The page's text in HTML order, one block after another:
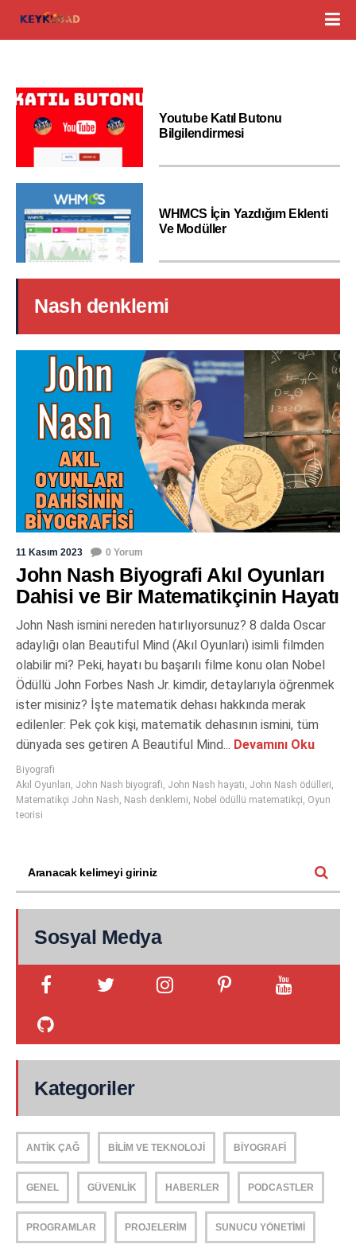
Youtube Katıl Butonu
Bilgilendirmesi
WHMCS İçin Yazdığım Eklenti
Ve Modüller
Nash denklemi
11 Kasım 2023 0 Yorum
John Nash Biyografi Akıl Oyunları
Dahisi ve Bir Matematikçinin Hayatı
John Nash ismini nereden hatırlıyorsunuz? 8 dalda Oscar
adaylığı olan Beautiful Mind (Akıl Oyunları) isimli filmden
olabilir mi? Peki, hayatı bu başarılı filme konu olan Nobel
Ödüllü John Forbes Nash Jr. kimdir, detaylarıyla öğrenmek
ister misiniz? İşte matematik dehası hakkında merak
edilenler: Pek çok kişi, matematik dehasının ismini, tüm
dünyada ses getiren A Beautiful Mind... Devamını Oku
Biyografi
Akıl Oyunları, John Nash biyografi, John Nash hayatı, John Nash ödülleri,
Matematikçi John Nash, Nash denklemi, Nobel ödüllü matematikçi, Oyun
teorisi
Sosyal Medya
Kategoriler
ANTIK ÇAĞ BILIM VE TEKNOLOJI BIYOGRAFI
GENEL GÜVENLIK HABERLER PODCASTLER
PROGRAMLAR PROJELERIM SUNUCU YÖNETIMI